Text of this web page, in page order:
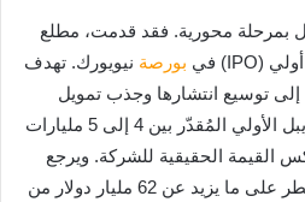
بمرحلة محورية. فقد قدمت، مطلع
بورصة نيويورك. تهدف
توسيع انتشارها وجذب تمويل
جديد. غير أنها رفضت عرض ريبل الأولي المُقدّر بين 4 إلى 5 مليارات
القيمة الحقيقية للشركة. ويرجع
تسيطر على ما يزيد عن 62 مليار دولار من